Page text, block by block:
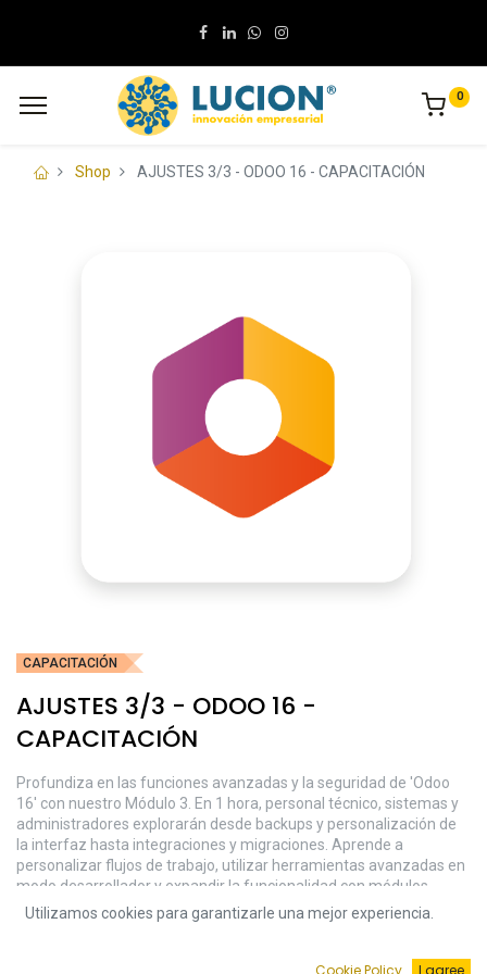
0
Shop AJUSTES 3/3 - ODOO 16 - CAPACITACIÓN
CAPACITACIÓN
AJUSTES 3/3 - ODOO 16 -
CAPACITACIÓN
Profundiza en las funciones avanzadas y la seguridad de 'Odoo
16' con nuestro Módulo 3. En 1 hora, personal técnico, sistemas y
administradores explorarán desde backups y personalización de
la interfaz hasta integraciones y migraciones. Aprende a
personalizar flujos de trabajo, utilizar herramientas avanzadas en
modo desarrollador y expandir la funcionalidad con módulos.
¡Eleva tu experiencia en 'Odoo 16' al siguiente nivel! (3/3)
Utilizamos cookies para garantizarle una mejor experiencia.
Cookie Policy I agree